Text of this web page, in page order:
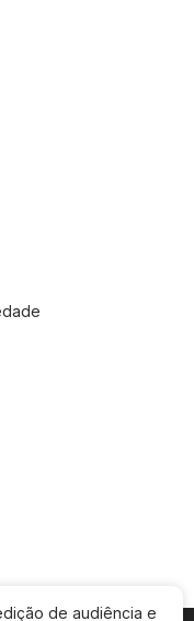
de audiência e